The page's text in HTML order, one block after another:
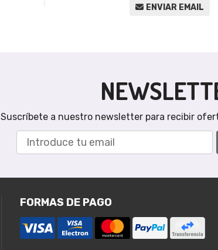
ENVIAR EMAIL
Suscríbete a nuestro newsletter para recibir
FORMAS DE PAGO